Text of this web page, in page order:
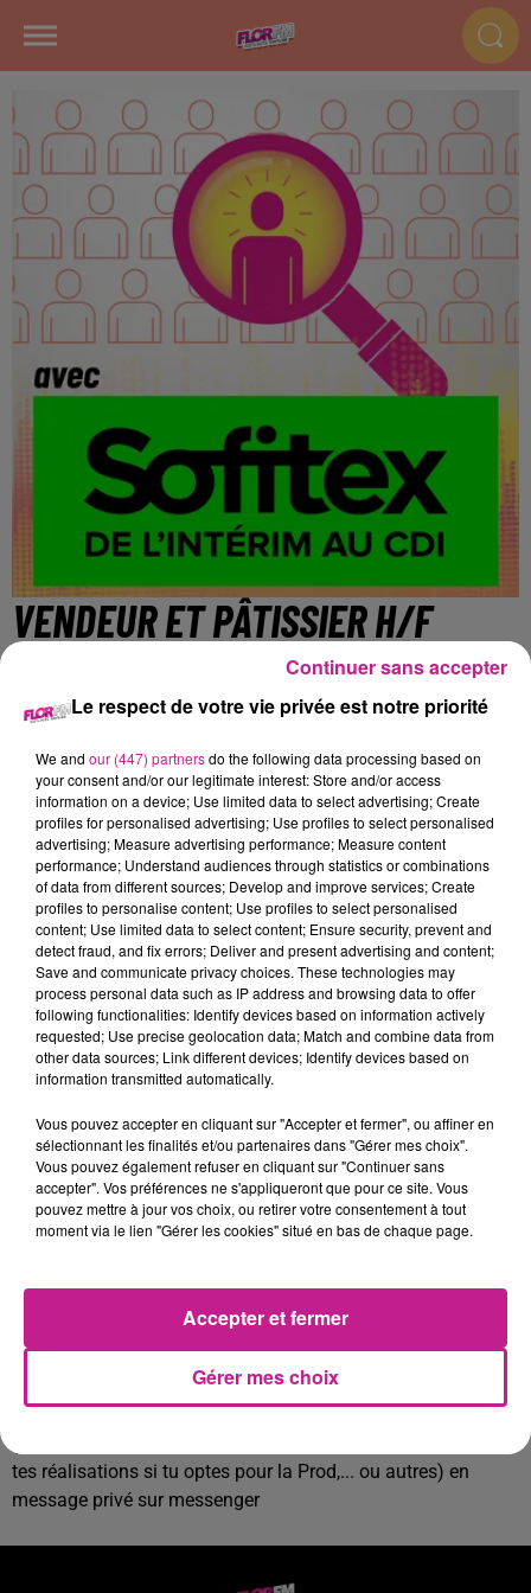
VENDEUR ET PÂTISSIER H/F
WITTENHEIM
https://www.facebook.com/dreamsdonutsmulhouse
ÉTUDIANT(E)S ou EMPLOYÉ (3 postes à pourvoir)
Vendeur: Tu es à l'aise au contact client et tu disposes d'un
temps libre important ou simplement d'une bonne
organisation pour gérer le travail avec tes horaires d'étude. Et
la motivation fait partie de ton profil.... Alors, n'hésite pas à
poser ta candidature en nous expliquant ton engouement à
vouloir rejoindre l'aventure
Patissier: avec ou sans expérience. Devient
CRÉATEUR/DESIGNER culinaire ou CRÉATEUR DE SAVEURS
Tu as comme passion ou même hobby la pâtisserie, ce
monde t'intéresse tout comme la perspective de pouvoir
créer et laisser libre cours à ton imagination. Tu as ce petit
grain de folie qui t'inspire pour innover et dépasser ce qui a
cette inspiration (pinterest, instagram...).Infos pratiques: au
moment de poser ta candidature, n'hésite pas à
l'accompagner des photos de tes gourmandises
personnalisées dont tu peux vanter..
MODALITÉ POUR POSTULER :Tu envois ta candidature
tes réalisations si tu optes pour la Prod,... ou autres) en
message privé sur messenger
Le respect de votre vie privée est notre priorité
We and our (447) partnersdo the following data processing based on
your consent and/or our legitimate interest: Store and/or access
information on a device; Use limited data to select advertising; Create
profiles for personalised advertising; Use profiles to select personalised
advertising; Measure advertising performance; Measure content
performance; Understand audiences through statistics or combinations
of data from different sources; Develop and improve services; Create
profiles to personalise content; Use profiles to select personalised
content; Use limited data to select content; Ensure security, prevent and
detect fraud, and fix errors; Deliver and present advertising and content;
Save and communicate privacy choices. These technologies may
process personal data such as IP address and browsing data to offer
following functionalities: Identify devices based on information actively
requested; Use precise geolocation data; Match and combine data from
other data sources; Link different devices; Identify devices based on
information transmitted automatically.
Vous pouvez accepter en cliquant sur "Accepter et fermer", ou affiner en
sélectionnant les finalités et/ou partenaires dans "Gérer mes choix".
Vous pouvez également refuser en cliquant sur "Continuer sans
accepter". Vos préférences ne s'appliqueront que pour ce site. Vous
pouvez mettre à jour vos choix, ou retirer votre consentement à tout
moment via le lien "Gérer les cookies" situé en bas de chaque page.
Gérer mes choix
Accepter et fermer
Continuer sans accepter